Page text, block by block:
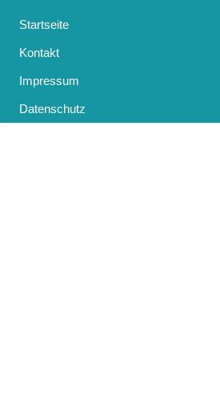
Startseite
Kontakt
Impressum
Datenschutz